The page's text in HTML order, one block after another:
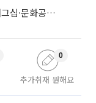
명품 브랜드, 백화점 밖 D2C 가속…‘플래그십·문화공간’ 전략 눈길
추가취재 원해요
0